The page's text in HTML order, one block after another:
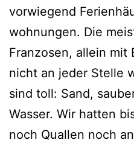
vorwiegend
wohnungen. Die
Franzosen, allein mit
nicht an jeder Stelle
sind toll: Sand,
Wasser. Wir hatten
noch Quallen noch